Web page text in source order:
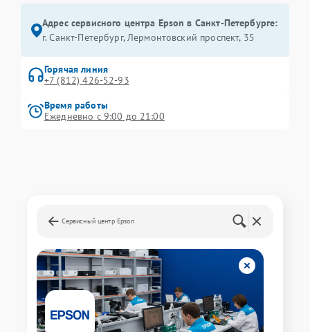
Адрес сервисного центра Epson в Санкт-Петербурге:
г. Санкт-Петербург, Лермонтовский проспект, 35
Горячая линия
+7 (812) 426-52-93
Время работы
Ежедневно с 9:00 до 21:00
Сервисный центр Epson